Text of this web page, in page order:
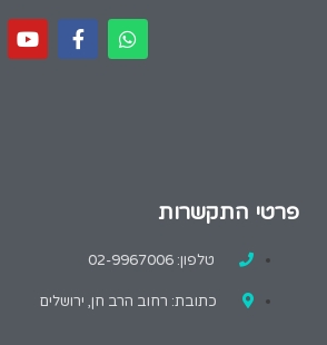
פרטי התקשרות
טלפון: 02-9967006
כתובת: רחוב הרב חן, ירושלים